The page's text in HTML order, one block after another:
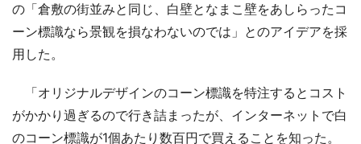
の「倉敷の街並みと同じ、白壁となまこ壁をあしらったコ
ーン標識なら景観を損なわないのでは」とのアイデアを採
用した。
「オリジナルデザインのコーン標識を特注するとコスト
がかかり過ぎるので行き詰まったが、インターネットで白
のコーン標識が1個あたり数百円で買えることを知った。